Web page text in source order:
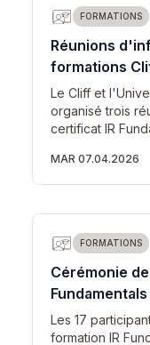
FORMATIONS
Réunions
formations
Le Cliff et
organisé trois
certificat IR
MAR 07.04.2026
FORMATIONS
Cérémonie
Les 17
formation IR